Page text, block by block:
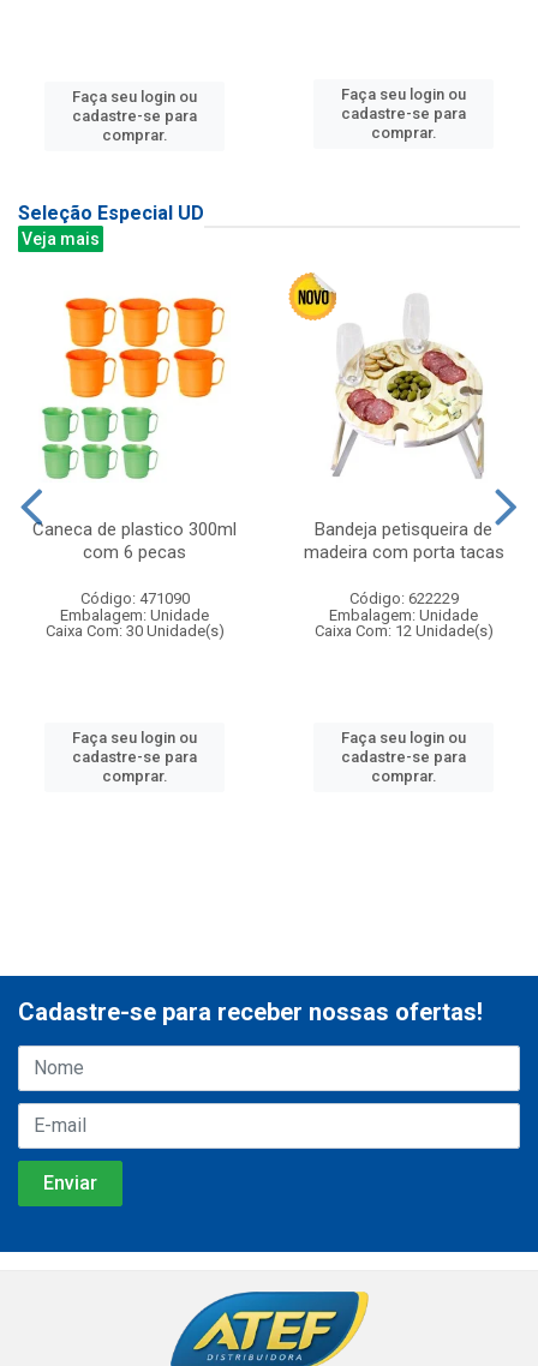
Faça seu login ou
cadastre-se para
comprar.
Faça seu login ou
cadastre-se para
comprar.
Seleção Especial UD
Veja mais
Caneca de plastico 300ml
com 6 pecas
Código: 471090
Embalagem: Unidade
Caixa Com: 30 Unidade(s)
Faça seu login ou
cadastre-se para
comprar.
Bandeja petisqueira de
madeira com porta tacas
Código: 622229
Embalagem: Unidade
Caixa Com: 12 Unidade(s)
Faça seu login ou
cadastre-se para
comprar.
Cadastre-se para receber nossas ofertas!